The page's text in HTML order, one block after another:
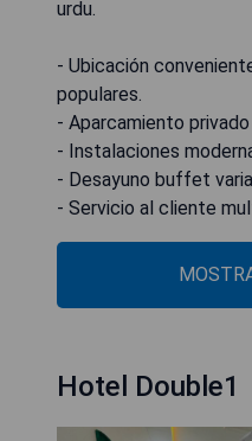
urdu.
- Ubicación
populares.
- Aparcamiento
- Instalaciones
- Desayuno buffet
- Servicio al cliente
Hotel Double1